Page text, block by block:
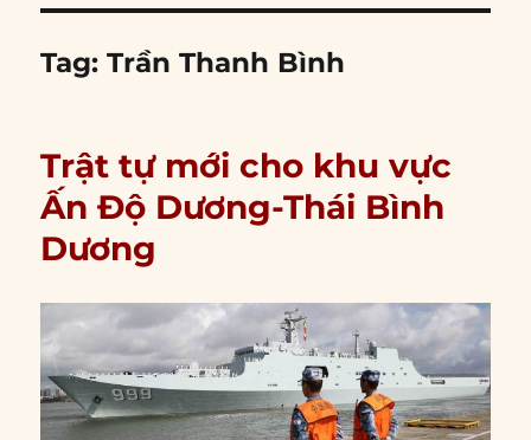
Tag:Trần Thanh Bình
Trật tự mới cho khu vực
Ấn Độ Dương-Thái Bình
Dương